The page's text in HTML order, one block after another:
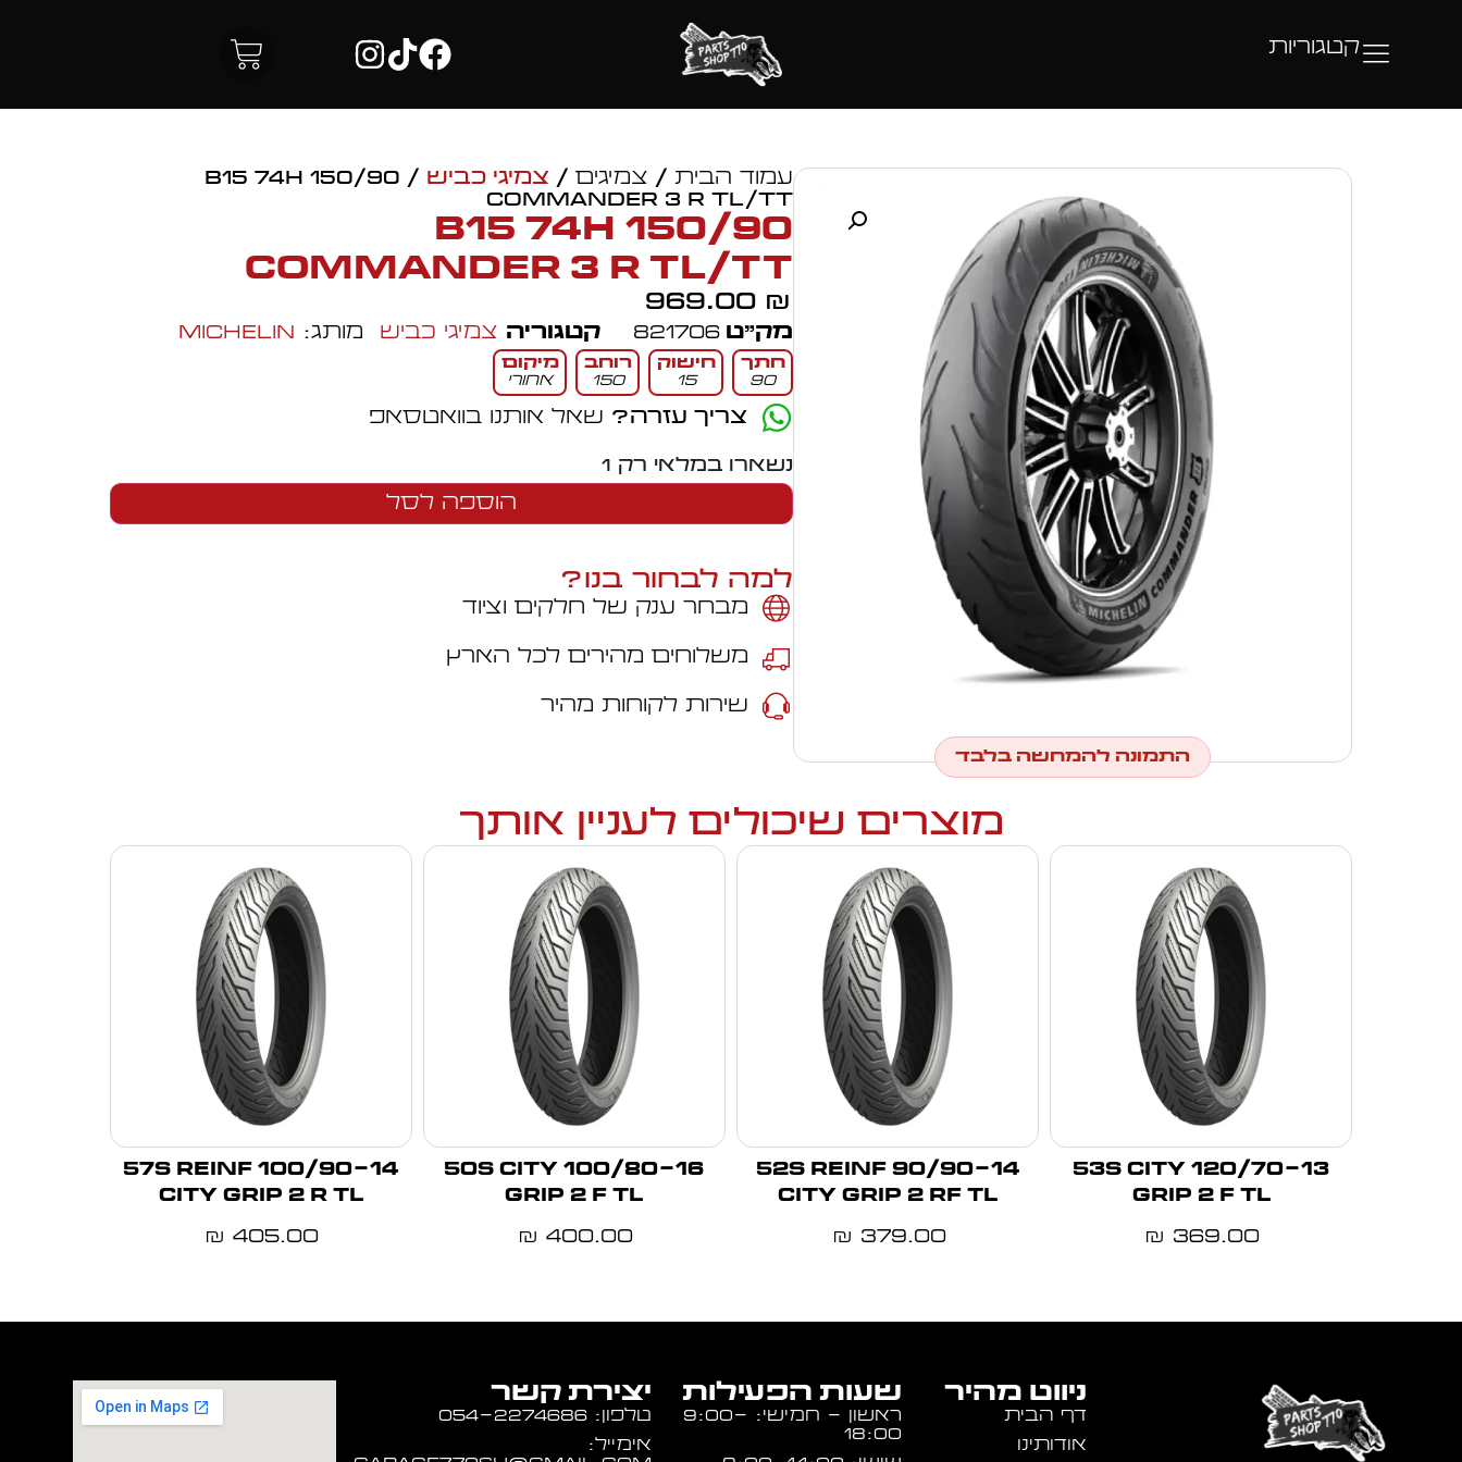
קטגוריות
התמונה להמחשה בלבד
עמוד הבית/ צמיגים/ צמיגי כביש
/ 150/90 B15 74H
COMMANDER 3 R TL/TT
150/90 B15 74H
COMMANDER 3 R TL/TT
969.00 ₪
מק״ט 821706 קטגוריה צמיגי כביש מותג: Michelin
חתך
90
חישוק
15
רוחב
150
מיקום
אחורי
צריך עזרה? שאל אותנו בוואטסאפ
נשארו במלאי רק 1
הוספה לסל
למה לבחור בנו?
מבחר ענק של חלקים וציוד
משלוחים מהירים לכל הארץ
שירות לקוחות מהיר
מוצרים שיכולים לעניין אותך
120/70-13 53S CITY
GRIP 2 F TL
369.00
₪
90/90-14 52S REINF
CITY GRIP 2 RF TL
379.00
₪
100/80-16 50S CITY
GRIP 2 F TL
400.00
₪
100/90-14 57S REINF
CITY GRIP 2 R TL
405.00
₪
ניווט מהיר
דף הבית
אודותינו
שעות הפעילות
ראשון - חמישי: 9:00-
18:00
יצירת קשר
טלפון: 054-2274686
אימייל: